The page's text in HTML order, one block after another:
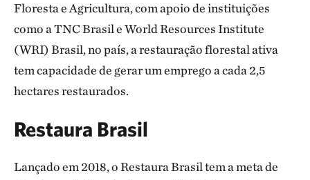
Floresta e Agricultura, com apoio de instituições
como a TNC Brasil e World Resources Institute
(WRI) Brasil, no país, a restauração florestal ativa
tem capacidade de gerar um emprego a cada 2,5
hectares restaurados.
Restaura Brasil
Lançado em 2018, o Restaura Brasil tem a meta de